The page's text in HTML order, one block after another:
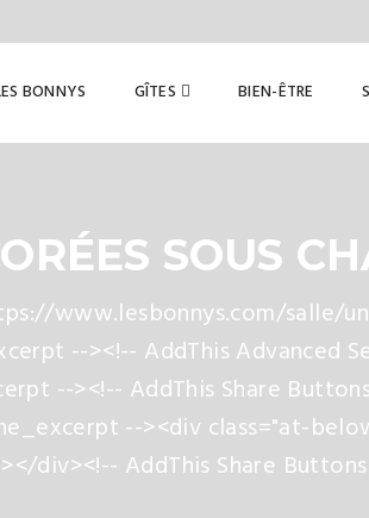
BONNYS GÎTES BIEN-ÊTRE
SOUS
www.lesbonnys.com/salle/
--><!-- AddThis
--><!-- AddThis Share
--><div class="at-
div><!-- AddThis Share